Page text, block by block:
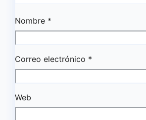
Nombre *
Correo electrónico *
Web